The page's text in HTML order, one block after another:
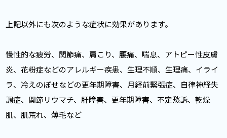
上記以外にも次のような症状に効果があります。
慢性的な疲労、関節痛、肩こり、腰痛、喘息、アトピー性皮膚
炎、花粉症などのアレルギー疾患、生理不順、生理痛、イライ
ラ、冷えのぼせなどの更年期障害、月経前緊張症、自律神経失
調症、関節リウマチ、肝障害、更年期障害、不定愁訴、乾燥
肌、肌荒れ、薄毛など